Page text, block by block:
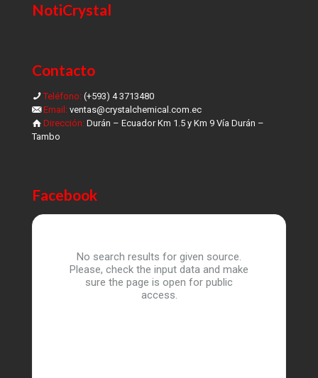
NotiCrystal
Contacto
Teléfono: (+593) 4 3713480
Email: ventas@crystalchemical.com.ec
Dirección: Durán – Ecuador Km 1.5 y Km 9 Vía Durán –
Tambo
Facebook
No search results for given source.
Please, check the input data and make
sure the page is open for public
access.